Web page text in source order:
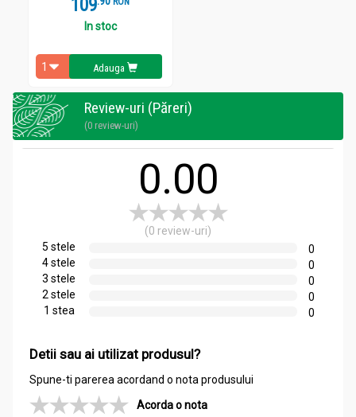
109
In stoc
Adauga
Review-uri (Păreri)
(0 review-uri)
0.00
(0 review-uri)
5 stele
0
4 stele
0
3 stele
0
2 stele
0
1 stea
0
Detii sau ai utilizat produsul?
Spune-ti parerea acordand o nota produsului
Acorda o nota